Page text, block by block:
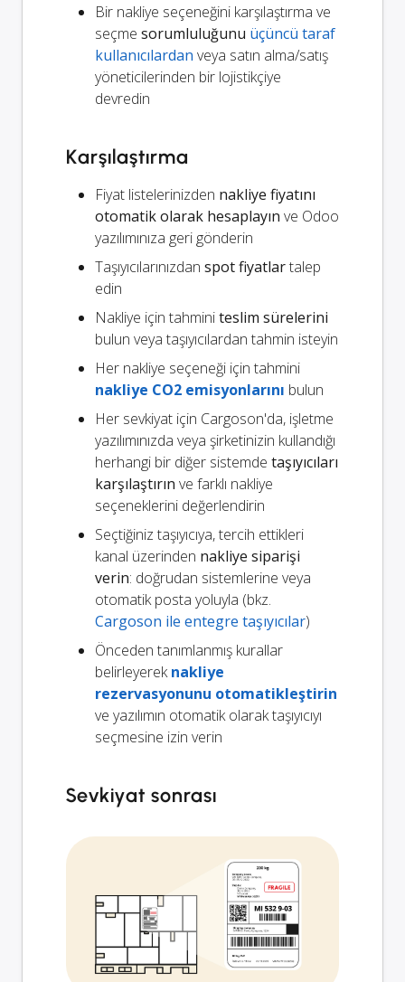
Bir nakliye seçeneğini karşılaştırma ve
seçme sorumluluğunu üçüncü taraf
kullanıcılardan veya satın alma/satış
yöneticilerinden bir lojistikçiye
devredin
Karşılaştırma
Fiyat listelerinizden nakliye fiyatını
otomatik olarak hesaplayın ve Odoo
yazılımınıza geri gönderin
Taşıyıcılarınızdan spot fiyatlartalep
edin
Nakliye için tahminiteslim sürelerini
bulun veya taşıyıcılardan tahmin isteyin
Her nakliye seçeneği için tahmini
nakliye CO2 emisyonlarını bulun
Her sevkiyat için Cargoson'da, işletme
yazılımınızda veya şirketinizin kullandığı
herhangi bir diğer sistemde taşıyıcıları
karşılaştırın ve farklı nakliye
seçeneklerini değerlendirin
Seçtiğiniz taşıyıcıya, tercih ettikleri
kanal üzerinden nakliye siparişi
verin: doğrudan sistemlerine veya
otomatik posta yoluyla (bkz.
Cargoson ile entegre taşıyıcılar)
Önceden tanımlanmış kurallar
belirleyereknakliye
rezervasyonunu otomatikleştirin
ve yazılımın otomatik olarak taşıyıcıyı
seçmesine izin verin
Sevkiyat sonrası